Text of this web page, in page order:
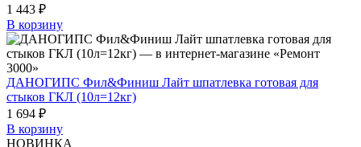
1 443 ₽
В корзину
ДАНОГИПС Фил&Финиш Лайт шпатлевка готовая для
стыков ГКЛ (10л=12кг)
1 694 ₽
В корзину
НОВИНКА